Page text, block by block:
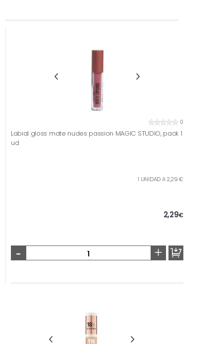
0
Labial gloss mate nudes passion MAGIC STUDIO, pack 1
ud
1 UNIDAD A 2,29 €
2,29€
- +